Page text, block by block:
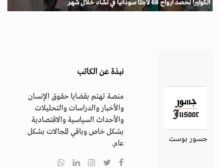
الكوليرا تحصد أرواح 68 لاجئاً سودانياً في تشاد خلال شهر
جسور بوست
نبذة عن الكاتب
منصة تهتم بقضايا حقوق الإنسان
والأخبار والدراسات والتحليلات
والأحداث السياسية والاقتصادية
بشكل خاص وباقي المجالات بشكل
عام.